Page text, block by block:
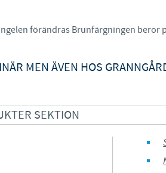
förändras Brunfärgningen
MEN ÄVEN HOS
SEKTION